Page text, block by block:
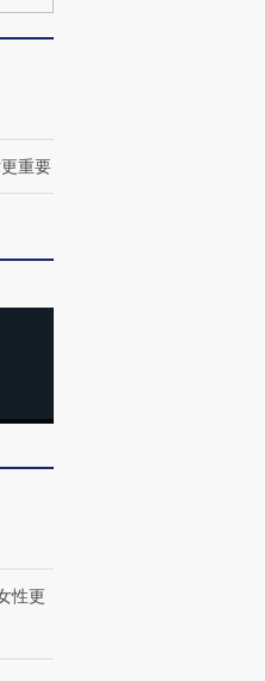
重要
性更